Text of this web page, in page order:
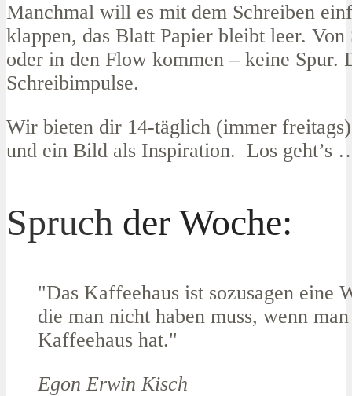
Manchmal will es mit dem Schreiben
klappen, das Blatt Papier bleibt leer. Von
oder in den Flow kommen – keine Spur.
Schreibimpulse.
Wir bieten dir 14-täglich (immer
und ein Bild als Inspiration. Los geht’s
Spruch der Woche:
"Das Kaffeehaus ist sozusagen eine
die man nicht haben muss, wenn man
Kaffeehaus hat."
Egon Erwin Kisch